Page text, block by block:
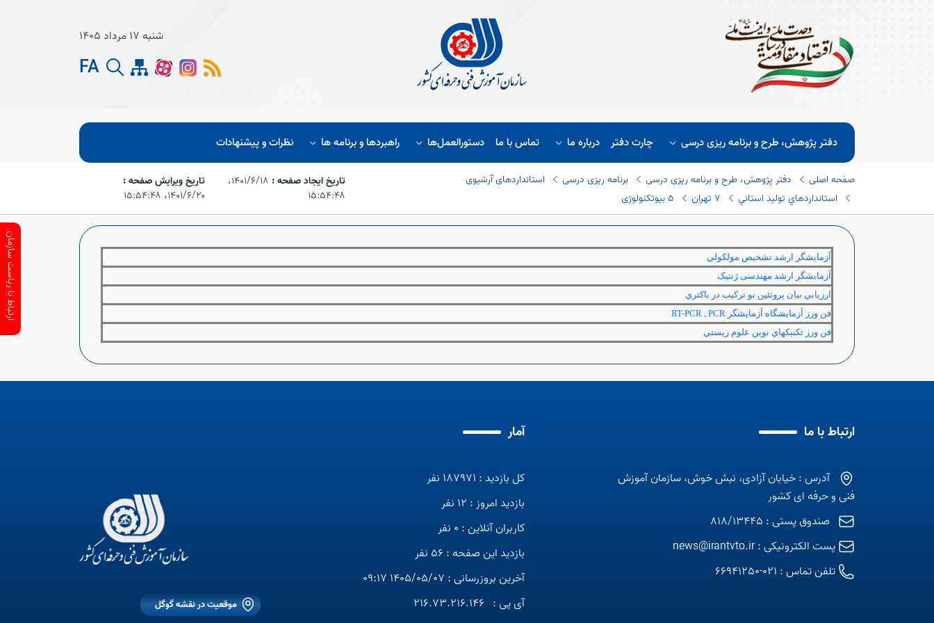
شنبه 17 مرداد 1405
FA
دفتر پژوهش، طرح و برنامه ریزی درسی چارت دفتر درباره ما تماس با ما دستورالعمل‌ها راهبردها و برنامه ها نظرات و پیشنهادات
صفحه اصلی دفتر پژوهش، طرح و برنامه ریزی درسی برنامه ریزی درسی
استانداردهای آرشیوی
استانداردهاي توليد استاني
٧ تهران ٥ بیوتکنولوژی
تاریخ ایجاد صفحه :
۱۴۰۱/۶/۱۸،‏
۱۵:۵۴:۴۸
تاریخ ویرایش صفحه :
۱۴۰۱/۶/۲۰،‏ ۱۵:۵۴:۴۸
آزمايشگر ارشد تشخيص مولكولي
آزمایشگر ارشد مهندسی ژنتیک
ارزيابي بيان پروتئين نو تركيب در باكتري
فن ورز آزمايشگاه آزمايشگر RT-PCR , PCR
فن ورز تكنيكهاي نوين علوم زيستي
ارتباط با ما
آدرس : خیابان آزادی، نبش خوش، سازمان آموزش
فنی و حرفه ای کشور
صندوق پستی : 818/13445
پست الکترونیکی :news@irantvto.ir
تلفن تماس : 021-66941250
آمار
کل بازدید : 187971 نفر
بازدید امروز : 12 نفر
کاربران آنلاین : 0 نفر
بازدید این صفحه : 56 نفر
آخرین بروزرسانی : 1405/05/07 09:17
آی پی : 216.73.216.146
موقعیت در نقشه گوگل
ارتباط با ریاست سازمان